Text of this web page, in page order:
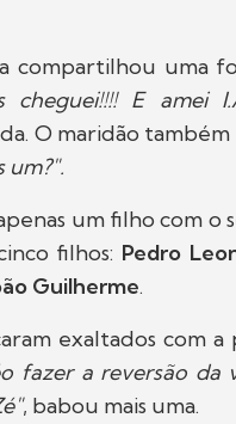
compartilhou uma
cheguei!!!! E amei
O maridão
um?".
um filho com o
filhos: Pedro
Guilherme.
exaltados com a
fazer a reversão da
, babou mais uma.